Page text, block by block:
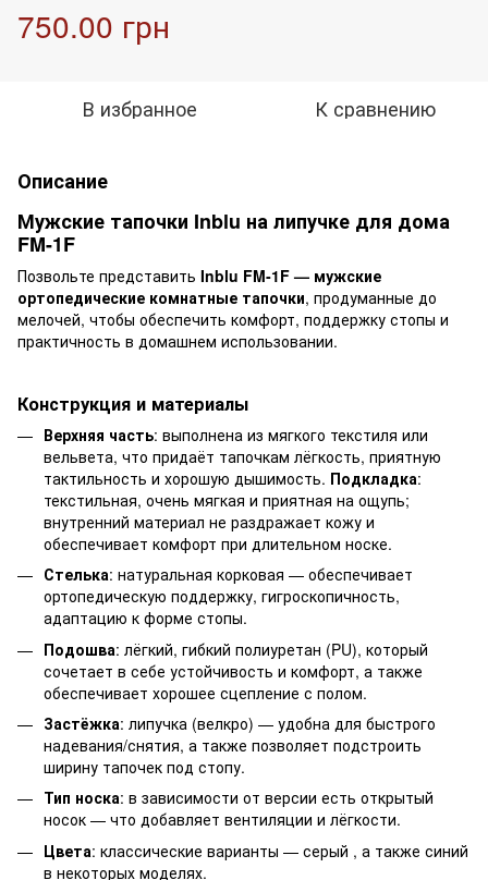
750.00 грн
В избранное К сравнению
Описание
Мужские тапочки Inblu на липучке для дома
FM-1F
Позвольте представить Inblu FM‑1F — мужские
ортопедические комнатные тапочки, продуманные до
мелочей, чтобы обеспечить комфорт, поддержку стопы и
практичность в домашнем использовании.
Конструкция и материалы
Верхняя часть: выполнена из мягкого текстиля или
вельвета, что придаёт тапочкам лёгкость, приятную
тактильность и хорошую дышимость. Подкладка:
текстильная, очень мягкая и приятная на ощупь;
внутренний материал не раздражает кожу и
обеспечивает комфорт при длительном носке.
Стелька: натуральная корковая — обеспечивает
ортопедическую поддержку, гигроскопичность,
адаптацию к форме стопы.
Подошва: лёгкий, гибкий полиуретан (PU), который
сочетает в себе устойчивость и комфорт, а также
обеспечивает хорошее сцепление с полом.
Застёжка: липучка (велкро) — удобна для быстрого
надевания/снятия, а также позволяет подстроить
ширину тапочек под стопу.
Тип носка: в зависимости от версии есть открытый
носок — что добавляет вентиляции и лёгкости.
Цвета: классические варианты — серый , а также синий
в некоторых моделях.